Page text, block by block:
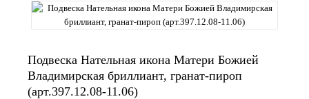
Подвеска Нательная икона Матери Божией
Владимирская бриллиант, гранат-пироп
(арт.397.12.08-11.06)